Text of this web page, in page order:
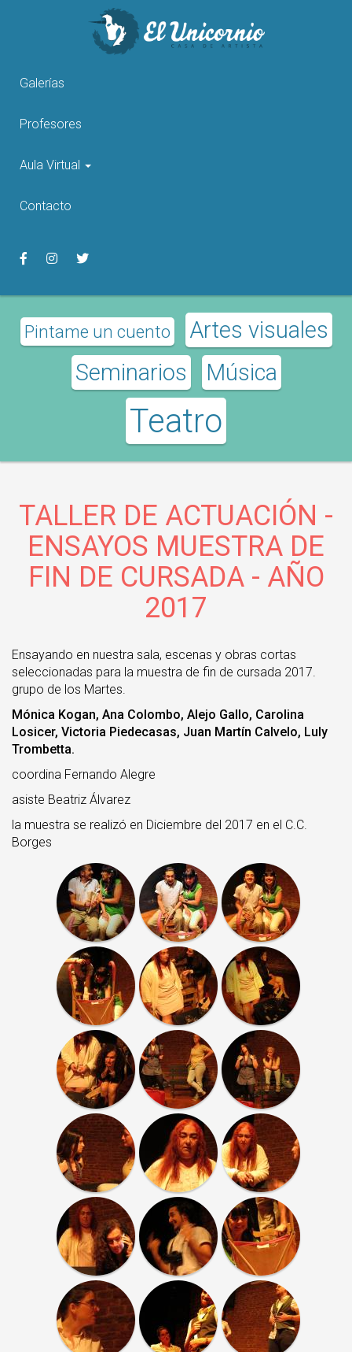
Galerías
Profesores
Aula Virtual
Contacto
Pintame un cuento
Artes visuales
Seminarios
Música
Teatro
TALLER DE ACTUACIÓN -
ENSAYOS MUESTRA DE
FIN DE CURSADA - AÑO
2017
Ensayando en nuestra sala, escenas y obras cortas
seleccionadas para la muestra de fin de cursada 2017.
grupo de los Martes.
Mónica Kogan, Ana Colombo, Alejo Gallo, Carolina
Losicer, Victoria Piedecasas, Juan Martín Calvelo, Luly
Trombetta.
coordina Fernando Alegre
asiste Beatriz Álvarez
la muestra se realizó en Diciembre del 2017 en el C.C.
Borges